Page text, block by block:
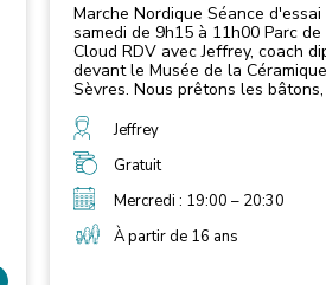
Marche Nordique Séance d'essai tous les
samedi de 9h15 à 11h00 Parc de Saint
Cloud RDV avec Jeffrey, coach diplômé,
devant le Musée de la
Sèvres. Nous prêtons les bâtons, merci
Jeffrey
Gratuit
Mercredi : 19:00 – 20:30
À partir de 16 ans